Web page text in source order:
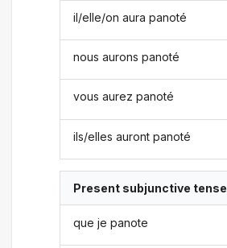
il/elle/on aura panoté
nous aurons panoté
vous aurez panoté
ils/elles auront panoté
Present subjunctive tense
que je panote